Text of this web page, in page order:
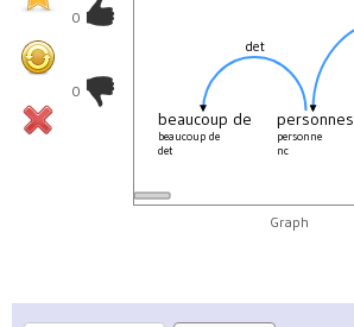
0
0
beaucoup de
beaucoup de
det
personnes
personne
nc
det
Graph